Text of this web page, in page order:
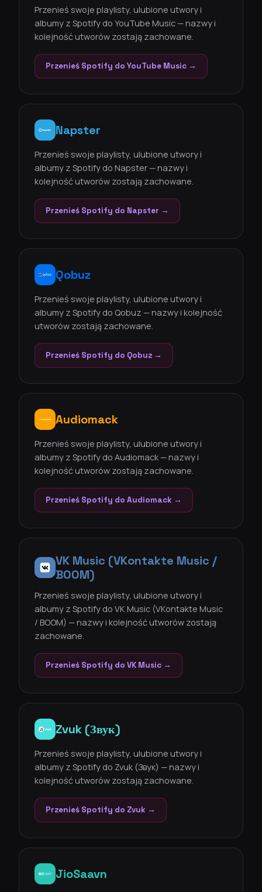
Przenieś swoje playlisty, ulubione utwory i
albumy z Spotify do YouTube Music — nazwy i
kolejność utworów zostają zachowane.
Przenieś Spotify do YouTube Music →
Napster
Przenieś swoje playlisty, ulubione utwory i
albumy z Spotify do Napster — nazwy i
kolejność utworów zostają zachowane.
Przenieś Spotify do Napster →
Qobuz
Przenieś swoje playlisty, ulubione utwory i
albumy z Spotify do Qobuz — nazwy i kolejność
utworów zostają zachowane.
Przenieś Spotify do Qobuz →
Audiomack
Przenieś swoje playlisty, ulubione utwory i
albumy z Spotify do Audiomack — nazwy i
kolejność utworów zostają zachowane.
Przenieś Spotify do Audiomack →
VK Music (VKontakte Music /
BOOM)
Przenieś swoje playlisty, ulubione utwory i
albumy z Spotify do VK Music (VKontakte Music
/ BOOM) — nazwy i kolejność utworów zostają
zachowane.
Przenieś Spotify do VK Music →
Zvuk (Звук)
Przenieś swoje playlisty, ulubione utwory i
albumy z Spotify do Zvuk (Звук) — nazwy i
kolejność utworów zostają zachowane.
Przenieś Spotify do Zvuk →
JioSaavn